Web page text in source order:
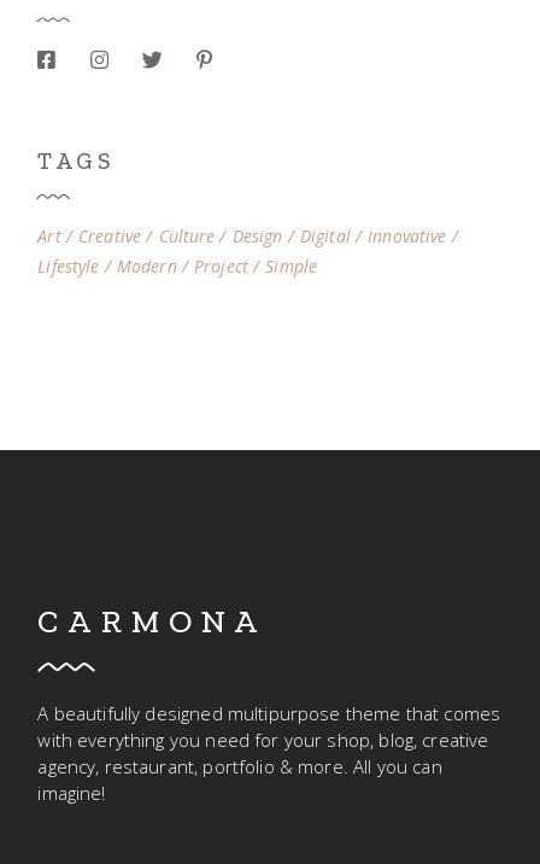
TAGS
Art Creative Culture Design Digital
Innovative
Lifestyle
Modern Project Simple
CARMONA
A beautifully designed multipurpose theme that comes
with everything you need for your shop, blog, creative
agency, restaurant, portfolio & more. All you can
imagine!